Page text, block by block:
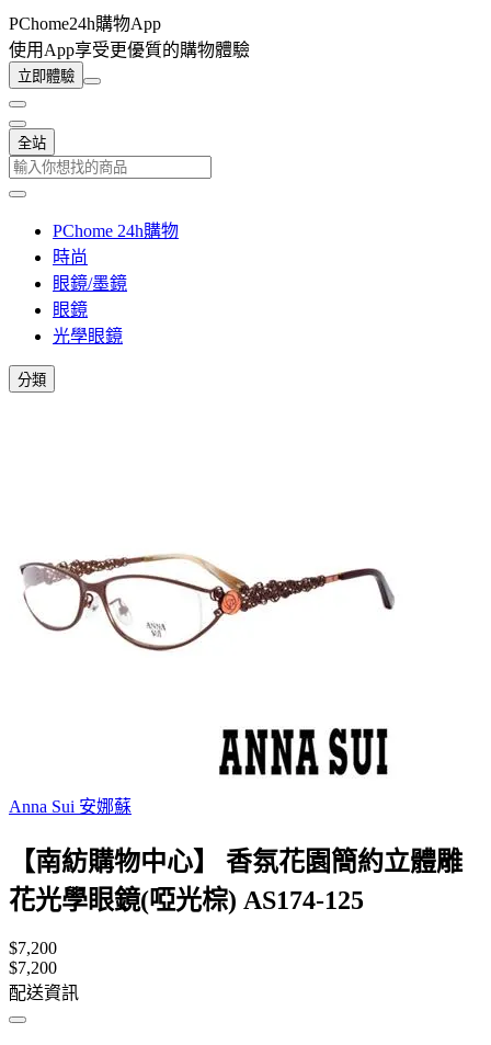
PChome24h購物App
使用App享受更優質的購物體驗
立即體驗
全站
PChome 24h購物
時尚
眼鏡/墨鏡
眼鏡
光學眼鏡
分類
Anna Sui 安娜蘇
【南紡購物中心】 香氛花園簡約立體雕
花光學眼鏡(啞光棕) AS174-125
$7,200
$7,200
配送資訊